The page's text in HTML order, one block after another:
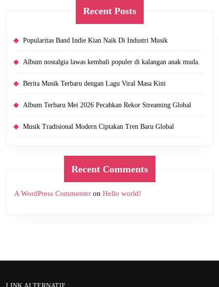
Recent Posts
Popularitas Band Indie Kian Naik Di Industri Musik
Album nostalgia lawas kembali populer di kalangan anak muda.
Berita Musik Terbaru dengan Lagu Viral Masa Kini
Album Terbaru Mei 2026 Pecahkan Rekor Streaming Global
Musik Tradisional Modern Ciptakan Tren Baru Global
Recent Comments
A WordPress Commenter on Hello world!